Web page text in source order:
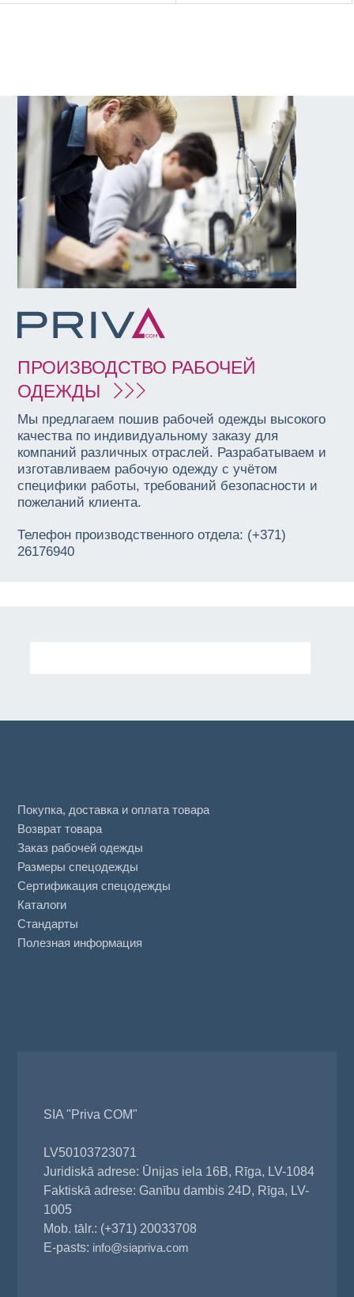
ПРОИЗВОДСТВО РАБОЧЕЙ
ОДЕЖДЫ
Мы предлагаем пошив рабочей одежды высокого
качества по индивидуальному заказу для
компаний различных отраслей. Разрабатываем и
изготавливаем рабочую одежду с учётом
специфики работы, требований безопасности и
пожеланий клиента.
Телефон производственного отдела: (+371)
26176940
Покупка, доставка и оплата товара
Возврат товара
Заказ рабочей одежды
Размеры спецодежды
Сертификация спецодежды
Каталоги
Стандарты
Полезная информация
SIA "Priva COM"
LV50103723071
Juridiskā adrese: Ūnijas iela 16B, Rīga, LV-1084
Faktiskā adrese: Ganību dambis 24D, Rīga, LV-
1005
Mob. tālr.: (+371) 20033708
E-pasts: info@siapriva.com